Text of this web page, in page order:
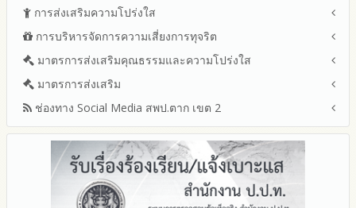
ปีงบประมาณ พ.ศ.2569 (แบบ สขร.1)
เขตพื้นที่การศึกษา ประจำปีงบประมาณ พ.ศ. 2568
หลักเกณฑ์และแผนการบริหารและพัฒนาทรัพยากรบุคลล ประจำ
ปีงบประมาณ พ.ศ.2569
รายงานผลการบริหารและพัฒนาทรัพยากรบุคคลประจำ
ปีงบประมาณ
ประมวลจริยธรรมและการขับเคลื่อนจริยธรรม
การส่งเสริมความโปร่งใส
แนวปฏิบัติการจัดการเรื่องร้องเรียนการทุจริตและประพฤติมิชอบ
ช่องทางแจ้งเรื่องร้องเรียนการทุจริตและประพฤติมิชอบ
ข้อมูลสถิติเรื่องร้องเรียนการทุจริตและประพฤติมิชอบ ประจำ
ปีงบประมาณ
การเปิดโอกาสให้มีส่วนร่วมในการดำเนินงานปีงบประมาณ
การบริหารจัดการความเสี่ยงการทุจริต
การขับเคลื่อนนโยบาย No Gift Policy จากการปฏิบัติหน้าที่และ
การเสริมสร้างรู้เกี่ยวกับหลักเกณฑ์การรับทรัพย์สินหรือประโยชน์อื่น
ใดโดยธรรมจรรยาของเจ้าพนักงานของรัฐ
การประเมินความเสี่ยงการทุจริต ในสำนักงานเขตพื้นที่การศึกษา
ประจำปีงบประมาณ
รายงานผลการดำเนินการตามแผนบริหารจัดการความเสี่ยงการ
ทุจริตของสำนักงานเขตพื้นที่การศึกษา ประจำงบประมาณ
มาตรการส่งเสริมคุณธรรมและความโปร่งใส
แผนปฏิบัติการป้องกันการทุจริตประจำปีงบประมาณ
2569
2568
2567
2566
2565
มาตรการส่งเสริม
มาตรการเผยแพร่ข้อมูลต่อสาธารณะ
มาตรการส่งเสริมความโปร่งใสในการจัดซื้อจัดจ้าง
มาตราการจัดการเรื่องร้องเรียนการทุจริต
มาตรการป้องกันการรับสินบน
มาตรการป้องกันการขัดกันระหว่างผลประโยชน์ส่วนตนกับส่วนรวม
มาตรการตรวจสอบการใช้ดุลพินิจ
ช่องทาง Social Media สพป.ตาก เขต 2
Q&A / ชมเชย / เสนอแนะ
Facebook เพจ สพป.ตาก 2
Youtube ช่อง สพป.ตาก เขต 2
Youtube เรื่องเล่าข่าวตาก 2